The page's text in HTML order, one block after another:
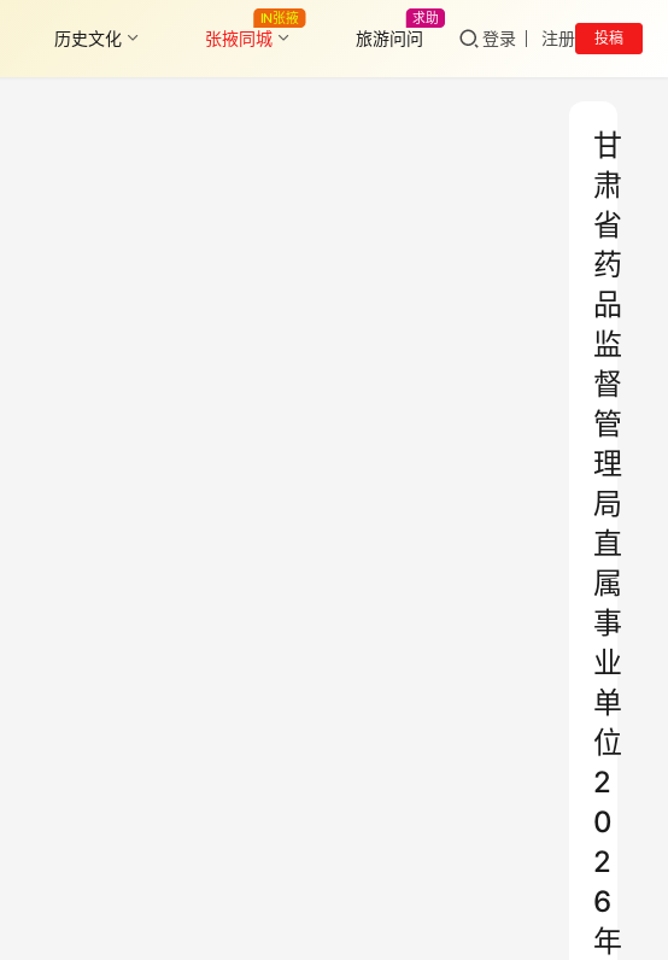
历史文化 张掖同城
IN张掖
旅游问问
求助
登录 注册 投稿
甘
肃
省
药
品
监
督
管
理
局
直
属
事
业
单
位
2
0
2
6
年